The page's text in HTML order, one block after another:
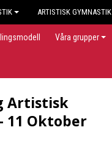
ARTISTISK GYMNASTIK
Våra grupper
Artistisk
11 Oktober